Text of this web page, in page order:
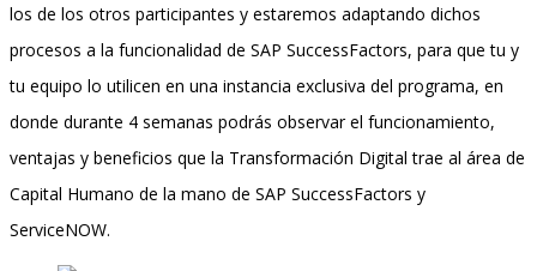
los de los otros participantes y estaremos adaptando dichos
procesos a la funcionalidad de SAP SuccessFactors, para que tu y
tu equipo lo utilicen en una instancia exclusiva del programa, en
donde durante 4 semanas podrás observar el funcionamiento,
ventajas y beneficios que la Transformación Digital trae al área de
Capital Humano de la mano de SAP SuccessFactors y
ServiceNOW.